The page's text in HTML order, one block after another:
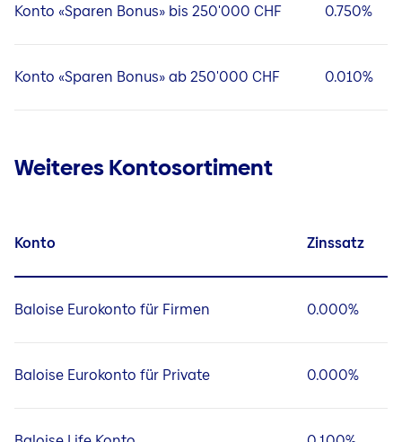
Konto «Sparen Bonus» bis 250'000 CHF 0.750%
Konto «Sparen Bonus» ab 250'000 CHF 0.010%
Weiteres Kontosortiment
Konto Zinssatz
Baloise Eurokonto für Firmen 0.000%
Baloise Eurokonto für Private 0.000%